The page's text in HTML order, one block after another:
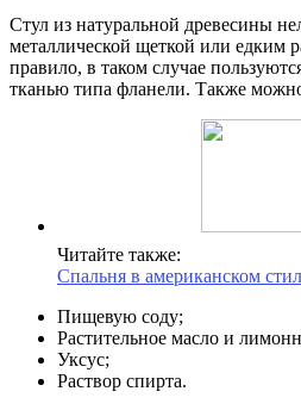
Стул из натуральной древесины
металлической щеткой или едким
правило, в таком случае
тканью типа фланели. Также
Читайте также:
Спальня в американском
Пищевую соду;
Растительное масло и
Уксус;
Раствор спирта.